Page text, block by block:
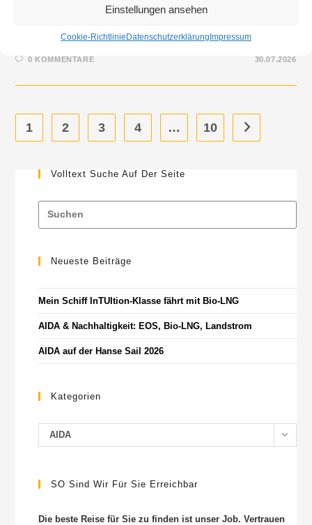
Einstellungen ansehen
Cookie-RichtlinieDatenschutzerklärungImpressum
Cruise mit Otto & Die Friesenjungs und Ina Müller sowie
0 KOMMENTARE 30.07.2026
1 2 3 4 … 10
Volltext Suche Auf Der Seite
Neueste Beiträge
Mein Schiff InTUItion-Klasse fährt mit Bio-LNG
AIDA & Nachhaltigkeit: EOS, Bio-LNG, Landstrom
AIDA auf der Hanse Sail 2026
Kategorien
AIDA
SO Sind Wir Für Sie Erreichbar
Die beste Reise für Sie zu finden ist unser Job. Vertrauen